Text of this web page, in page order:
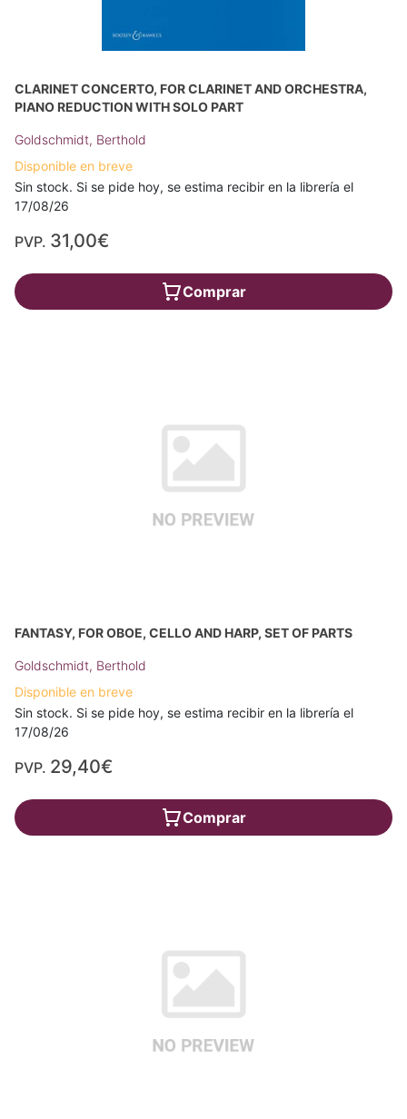
CLARINET CONCERTO, FOR CLARINET AND ORCHESTRA,
PIANO REDUCTION WITH SOLO PART
Goldschmidt, Berthold
Disponible en breve
Sin stock. Si se pide hoy, se estima recibir en la librería el
17/08/26
PVP. 31,00€
Comprar
FANTASY, FOR OBOE, CELLO AND HARP, SET OF PARTS
Goldschmidt, Berthold
Disponible en breve
Sin stock. Si se pide hoy, se estima recibir en la librería el
17/08/26
PVP. 29,40€
Comprar